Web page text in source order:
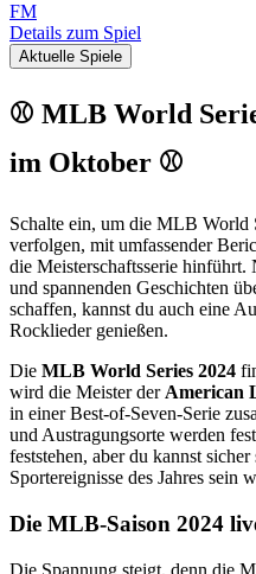
FM
Details zum Spiel
Aktuelle Spiele
⚾ MLB World
im Oktober ⚾
Schalte ein, um die MLB World
verfolgen, mit umfassender
die Meisterschaftsserie hinführt.
und spannenden Geschichten
schaffen, kannst du auch eine
Rocklieder genießen.
Die MLB World Series 2024
wird die Meister der American
in einer Best-of-Seven-Serie
und Austragungsorte werden
feststehen, aber du kannst
Sportereignisse des Jahres sein
Die MLB-Saison 2024
Die Spannung steigt, denn die